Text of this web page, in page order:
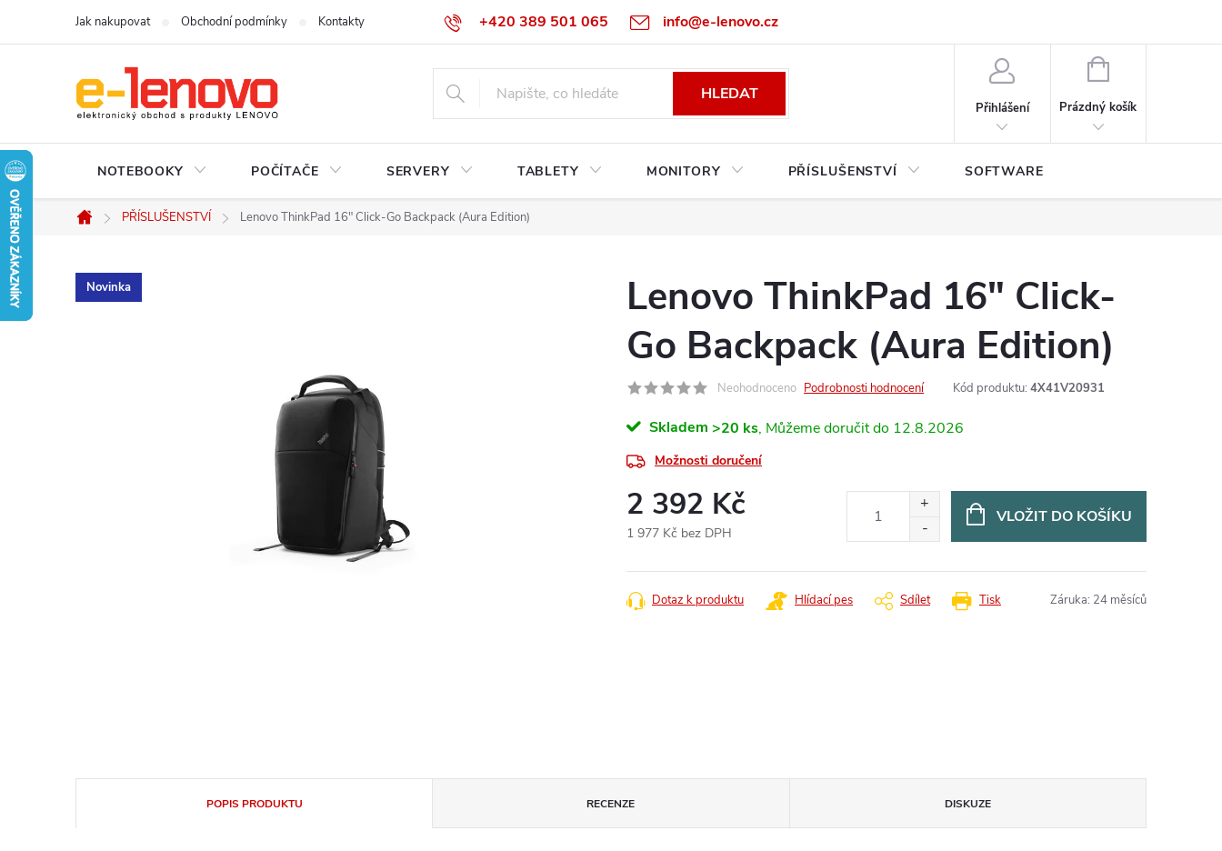
+420 389 501 065 info@e-lenovo.cz
Jak nakupovat Obchodní podmínky Kontakty
HLEDAT
Přihlášení
NÁKUPNÍ
Prázdný košík
NOTEBOOKY POČÍTAČE SERVERY TABLETY MONITORY PŘÍSLUŠENSTVÍ SOFTWARE
Domů
PŘÍSLUŠENSTVÍ Lenovo ThinkPad 16" Click-Go Backpack (Aura Edition)
Novinka
Lenovo ThinkPad 16" Click-
Go Backpack (Aura Edition)
Neohodnoceno Podrobnosti hodnocení Kód produktu: 4X41V20931
Skladem >20 ks 12.8.2026
Možnosti doručení
2 392 Kč
1 977 Kč bez DPH
cena:
VLOŽIT DO KOŠÍKU
Tisk
Dotaz k produktu Hlídací pes Sdílet Záruka: 24 měsíců
POPIS PRODUKTU RECENZE DISKUZE